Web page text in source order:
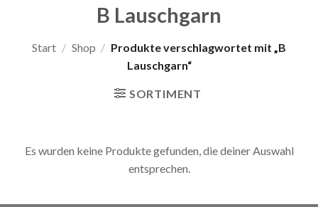
B Lauschgarn
Start / Shop / Produkte verschlagwortet mit „B
Lauschgarn“
SORTIMENT
Es wurden keine Produkte gefunden, die deiner Auswahl
entsprechen.